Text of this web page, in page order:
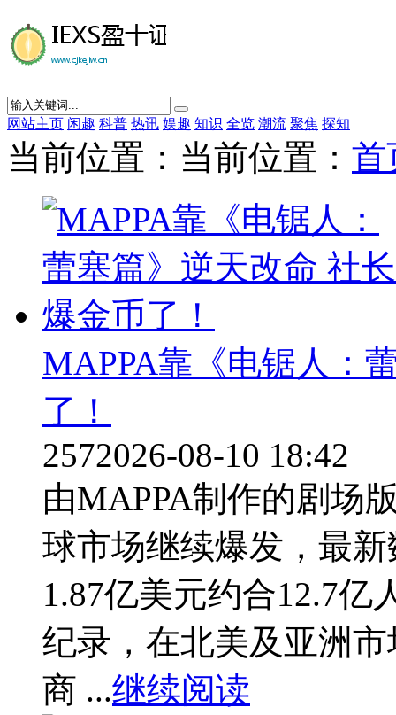
网站主页 闲趣 科普 热讯 娱趣 知识 全览 潮流 聚焦 探知
当前位置：当前位置： 首
MAPPA靠《电锯人：
了！
2572026-08-10 18:42
由MAPPA制作的剧场
球市场继续爆发，最
1.87亿美元约合12.7亿
纪录，在北美及亚洲
商 ...继续阅读